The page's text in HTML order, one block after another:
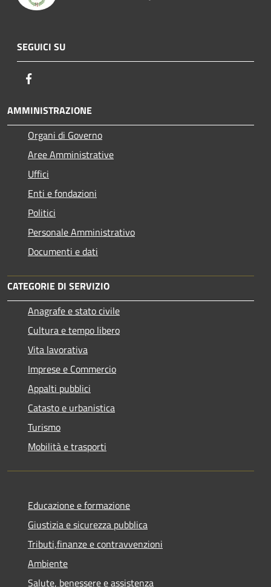
SEGUICI SU
AMMINISTRAZIONE
Organi di Governo
Aree Amministrative
Uffici
Enti e fondazioni
Politici
Personale Amministrativo
Documenti e dati
CATEGORIE DI SERVIZIO
Anagrafe e stato civile
Cultura e tempo libero
Vita lavorativa
Imprese e Commercio
Appalti pubblici
Catasto e urbanistica
Turismo
Mobilità e trasporti
Educazione e formazione
Giustizia e sicurezza pubblica
Tributi,finanze e contravvenzioni
Ambiente
Salute, benessere e assistenza